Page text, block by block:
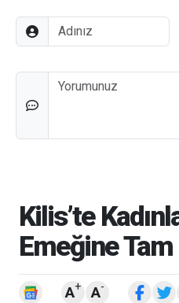
Adınız
Düşünceleriniz
Kilis’te
Emeğine
A+ A-